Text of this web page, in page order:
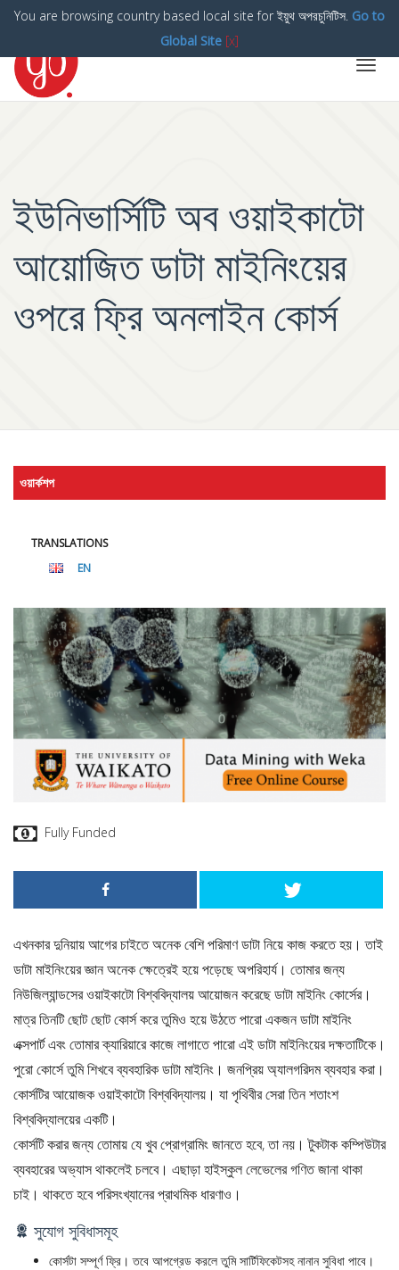
ইউনিভার্সিটি অব ওয়াইকাটো
আয়োজিত ডাটা মাইনিংয়ের
ওপরে ফ্রি অনলাইন কোর্স
ওয়ার্কশপ
TRANSLATIONS
EN
Fully Funded
এখনকার দুনিয়ায় আগের চাইতে অনেক বেশি পরিমাণ ডাটা নিয়ে কাজ করতে হয়। তাই
ডাটা মাইনিংয়ের জ্ঞান অনেক ক্ষেত্রেই হয়ে পড়েছে অপরিহার্য। তোমার জন্য
নিউজিল্যান্ডসের ওয়াইকাটো বিশ্ববিদ্যালয় আয়োজন করেছে ডাটা মাইনিং কোর্সের।
মাত্র তিনটি ছোট ছোট কোর্স করে তুমিও হয়ে উঠতে পারো একজন ডাটা মাইনিং
এক্সপার্ট এবং তোমার ক্যারিয়ারে কাজে লাগাতে পারো এই ডাটা মাইনিংয়ের দক্ষতাটিকে।
পুরো কোর্সে তুমি শিখবে ব্যবহারিক ডাটা মাইনিং। জনপ্রিয় অ্যালগরিদম ব্যবহার করা।
কোর্সটির আয়োজক ওয়াইকাটো বিশ্ববিদ্যালয়। যা পৃথিবীর সেরা তিন শতাংশ
বিশ্ববিদ্যালয়ের একটি।
কোর্সটি করার জন্য তোমায় যে খুব প্রোগ্রামিং জানতে হবে, তা নয়। টুকটাক কম্পিউটার
ব্যবহারের অভ্যাস থাকলেই চলবে। এছাড়া হাইস্কুল লেভেলের গণিত জানা থাকা
চাই। থাকতে হবে পরিসংখ্যানের প্রাথমিক ধারণাও।
সুযোগ সুবিধাসমূহ
কোর্সটা সম্পূর্ণ ফ্রি। তবে আপগ্রেড করলে তুমি সার্টিফিকেটসহ নানান সুবিধা পাবে।
You are browsing country based local site for ইয়ুথ অপরচুনিটিস. Go to
Global Site [x]